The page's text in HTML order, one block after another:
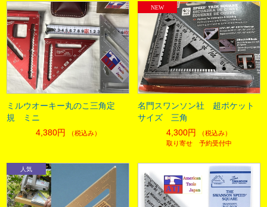
ミルウオーキー丸のこ三角定
規 ミニ
4,380円
（税込み）
名門スワンソン社 超ポケット
サイズ 三角
4,300円
（税込み）
取り寄せ 予約受付中